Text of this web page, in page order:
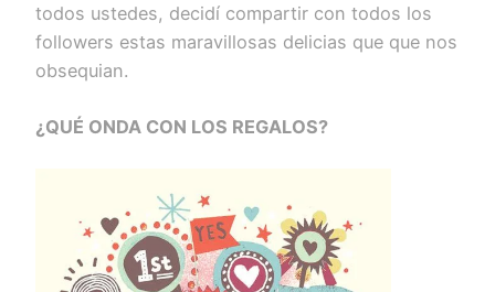
todos ustedes, decidí compartir con todos los
followers estas maravillosas delicias que que nos
obsequian.
¿QUÉ ONDA CON LOS REGALOS?